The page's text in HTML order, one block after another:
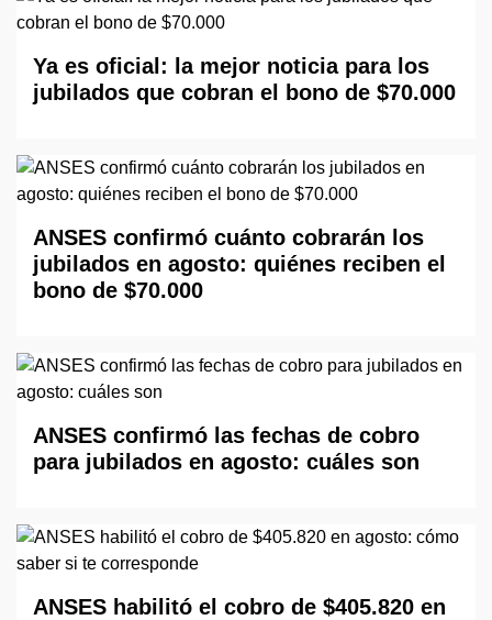
Ya es oficial: la mejor noticia para los
jubilados que cobran el bono de $70.000
ANSES confirmó cuánto cobrarán los
jubilados en agosto: quiénes reciben el
bono de $70.000
ANSES confirmó las fechas de cobro
para jubilados en agosto: cuáles son
ANSES habilitó el cobro de $405.820 en